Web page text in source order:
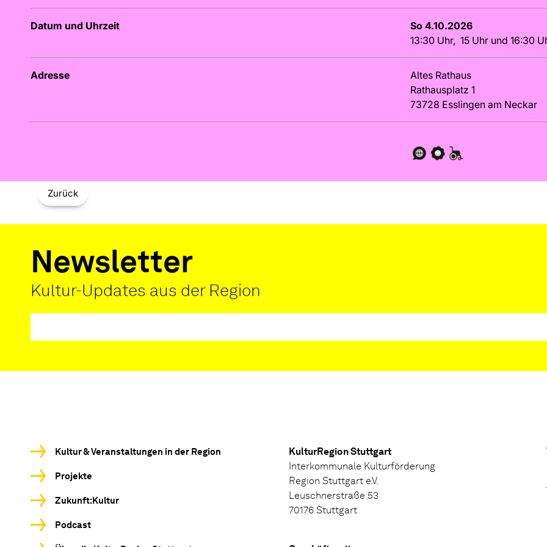
Datum und Uhrzeit
So 4.10.2026
13:30 Uhr, 15 Uhr und 16:30
Adresse
Altes Rathaus
Rathausplatz 1
73728 Esslingen am Neckar
Zurück
Newsletter
Kultur-Updates aus der Region
Kultur & Veranstaltungen in der Region
Projekte
Zukunft:Kultur
Podcast
KulturRegion Stuttgart
Interkommunale Kulturförderung
Region Stuttgart e.V.
Leuschnerstraße 53
70176 Stuttgart